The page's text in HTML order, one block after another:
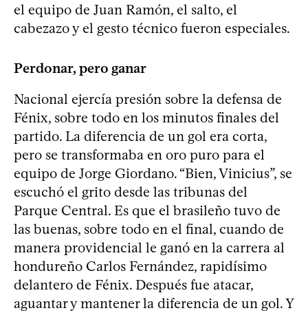
el equipo de Juan Ramón, el salto, el
cabezazo y el gesto técnico fueron especiales.
Perdonar, pero ganar
Nacional ejercía presión sobre la defensa de
Fénix, sobre todo en los minutos finales del
partido. La diferencia de un gol era corta,
pero se transformaba en oro puro para el
equipo de Jorge Giordano. “Bien, Vinicius”, se
escuchó el grito desde las tribunas del
Parque Central. Es que el brasileño tuvo de
las buenas, sobre todo en el final, cuando de
manera providencial le ganó en la carrera al
hondureño Carlos Fernández, rapidísimo
delantero de Fénix. Después fue atacar,
aguantar y mantener la diferencia de un gol. Y